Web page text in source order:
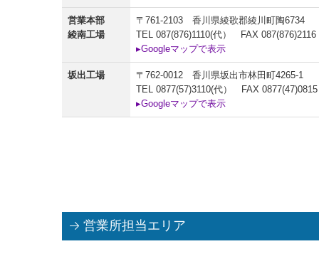
営業本部
綾南工場
〒761-2103 香川県綾歌郡綾川町陶6734
TEL 087(876)1110(代） FAX 087(876)2116
▸Googleマップで表示
坂出工場
〒762-0012 香川県坂出市林田町4265-1
TEL 0877(57)3110(代） FAX 0877(47)0815
▸Googleマップで表示
営業所担当エリア